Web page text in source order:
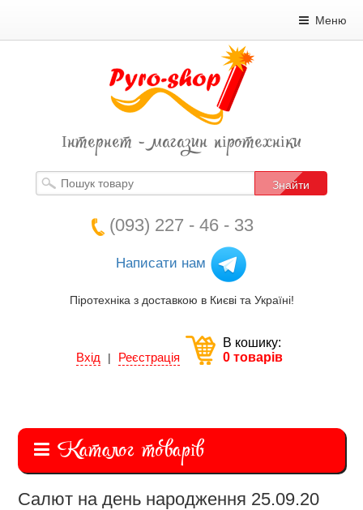
Меню
Інтернет - магазин піротехніки
Знайти
(093) 227 - 46 - 33
Написати нам
Піротехніка з доставкою в Києві та Україні!
Вхід | Реєстрація
В кошику:
0 товарів
Каталог товарів
Салют на день народження 25.09.20